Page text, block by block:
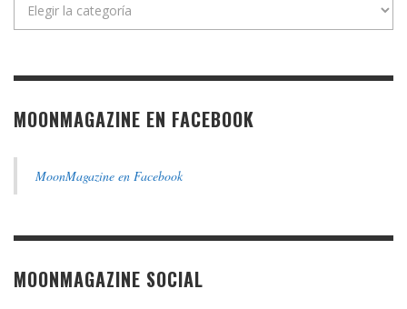
MOONMAGAZINE EN FACEBOOK
MoonMagazine en Facebook
MOONMAGAZINE SOCIAL